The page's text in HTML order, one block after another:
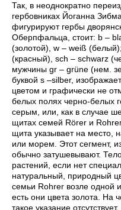
Так, в неоднократно
гербовниках Йоганна
фигурируют гербы
Оберпфальца, стоит: b –
(золотой), w – weiß
(красный), sch – schwarz
мужчины gr – grüne (нем.
буквой s –silber,
цветом и графически не
белых полях черно-белых
серым, или, как в случае
щитах семей Rörer и
щита указывает на место,
или морем. Этот сегмент,
обычно затушевывают.
растений, если нет
натуральный, природный
семьи Rohrer возле одной
есть они цвета золота. На
такое указание